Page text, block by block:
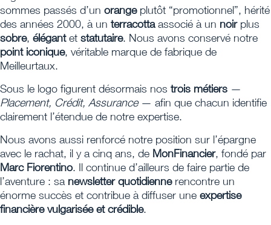
sommes passés d’un orangeplutôt “promotionnel”, hérité
des années 2000, à un terracottaassocié à un noirplus
sobre, élégantet statutaire. Nous avons conservé notre
point iconique, véritable marque de fabrique de
Meilleurtaux.
Sous le logo figurent désormais nos trois métiers —
Placement, Crédit, Assurance— afin que chacun identifie
clairement l’étendue de notre expertise.
Nous avons aussi renforcé notre position sur l’épargne
avec le rachat, il y a cinq ans, de MonFinancier, fondé par
Marc Fiorentino. Il continue d’ailleurs de faire partie de
l’aventure : sa newsletter quotidiennerencontre un
énorme succès et contribue à diffuser une expertise
financière vulgarisée et crédible.